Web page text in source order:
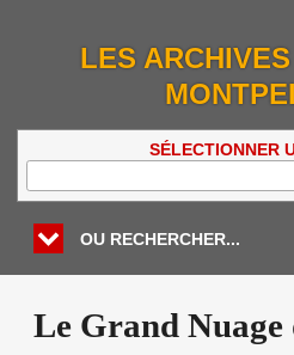
LES
SÉLECTIONNER
OU RECHERCHER...
Le Grand Nuage